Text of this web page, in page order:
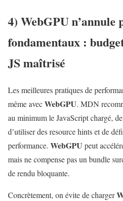
4) WebGPUn’annule
fondamentaux :
JS maîtrisé
Les meilleures pratiques de
même avecWebGPU. MDN
au minimum le JavaScript chargé,
d’utiliser des resource hints et de
performance. WebGPU peut
mais ne compense pas un bundle
de rendu bloquante.
Concrètement, on évite de charger